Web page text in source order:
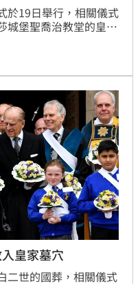
於19日舉行，相關儀式
城堡聖喬治教堂的皇家
其白杖折斷，象徵伊
皇家墓穴
二世的國葬，相關儀式